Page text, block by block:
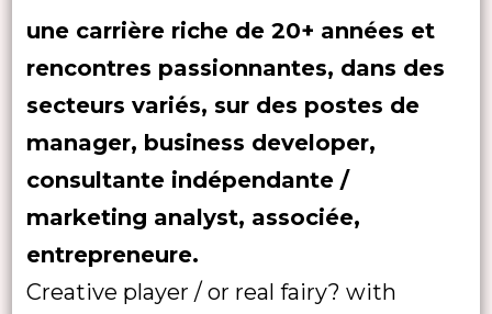
une carrière riche de 20+ années et
rencontres passionnantes, dans des
secteurs variés, sur des postes de
manager, business developer,
consultante indépendante /
marketing analyst, associée,
entrepreneure.
Creative player / or real fairy? with